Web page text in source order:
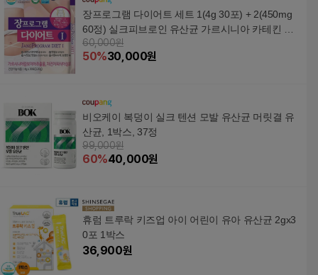
장프로그램 다이어트 세트 1(4g 30포) + 2(450mg
60정) 실크피브로인 유산균 가르시니아 카테킨 알
로에, 1개
60,000원
50%30,000원
비오케이 복덩이 실크 텐션 모발 유산균 머릿결 유
산균, 1박스, 37정
99,000원
60%40,000원
휴럼 트루락 키즈업 아이 어린이 유아 유산균 2gx3
0포 1박스
36,900원